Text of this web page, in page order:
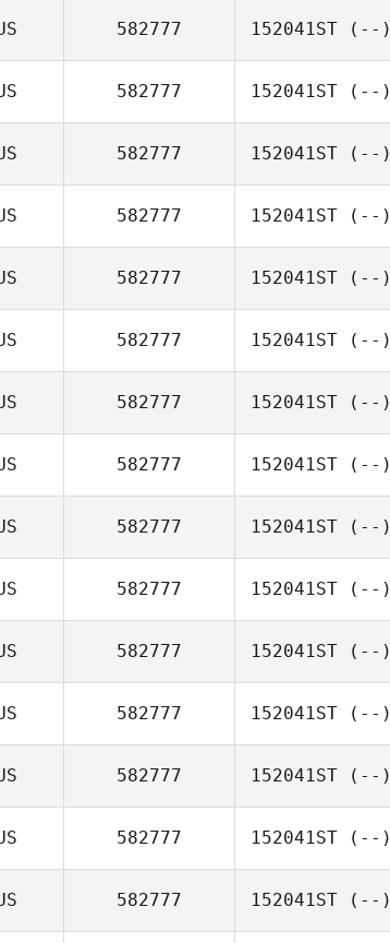
582777 152041ST(--)
582777 152041ST(--)
582777 152041ST(--)
582777 152041ST(--)
582777 152041ST(--)
582777 152041ST(--)
582777 152041ST(--)
582777 152041ST(--)
582777 152041ST(--)
582777 152041ST(--)
582777 152041ST(--)
582777 152041ST(--)
582777 152041ST(--)
582777 152041ST(--)
582777 152041ST(--)